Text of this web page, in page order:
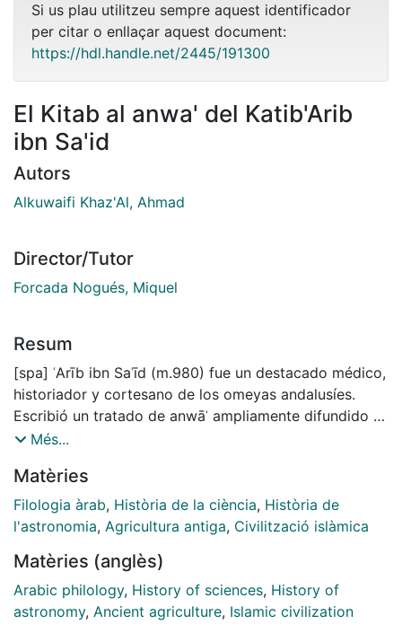
Si us plau utilitzeu sempre aquest identificador
per citar o enllaçar aquest document:
https://hdl.handle.net/2445/191300
El Kitab al anwa' del Katib'Arib
ibn Sa'id
Autors
Alkuwaifi Khaz'Al, Ahmad
Director/Tutor
Forcada Nogués, Miquel
Resum
[spa] ʿArīb ibn Saʿīd (m.980) fue un destacado médico,
historiador y cortesano de los omeyas andalusíes.
Escribió un tratado de anwāʾ ampliamente difundido y
citado, directa o indirectamente, por muchos autores.
se hicieron diversas versiones. El primer texto árabe
conocido del tratado de ʿArīb es el llamado Calendario
de Córdoba, editado por R. Dozy (1873) y luego por
además dos versiones latinas asociadas al Calendario,
una descubierta por Libri y editada por Dozy y Pellat,
atribuida a Gerardo de Cremona; otra, contenida en el
Més...
Matèries
Filologia àrab, Història de la ciència, Història de
l'astronomia, Agricultura antiga, Civilització islàmica
Matèries (anglès)
Arabic philology, History of sciences, History of
astronomy, Ancient agriculture, Islamic civilization